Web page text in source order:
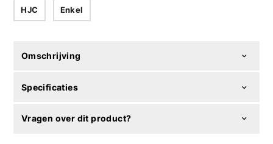
HJC Enkel
Omschrijving
Specificaties
Vragen over dit product?